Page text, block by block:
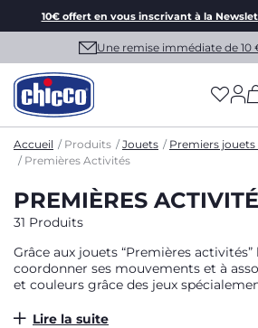
10€ offert en vous inscrivant à la
Une remise immédiate de 10
Accueil Produits Jouets
Premiers
Premières Activités
PREMIÈRES
31 Produits
Grâce aux jouets “Premières activités” l'enfant apprend à
coordonner ses mouvements et à
et couleurs grâce des jeux
Lire la suite